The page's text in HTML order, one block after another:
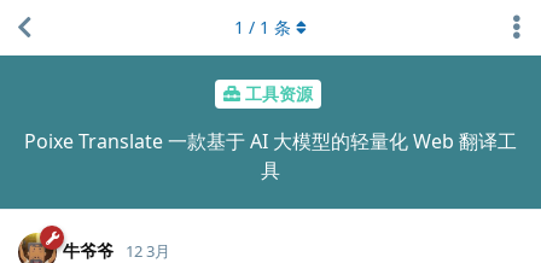
工具资源
Poixe Translate 一款基于 AI 大模型的轻量化 Web 翻译工
具
1 / 1 条
牛爷爷 12 3月